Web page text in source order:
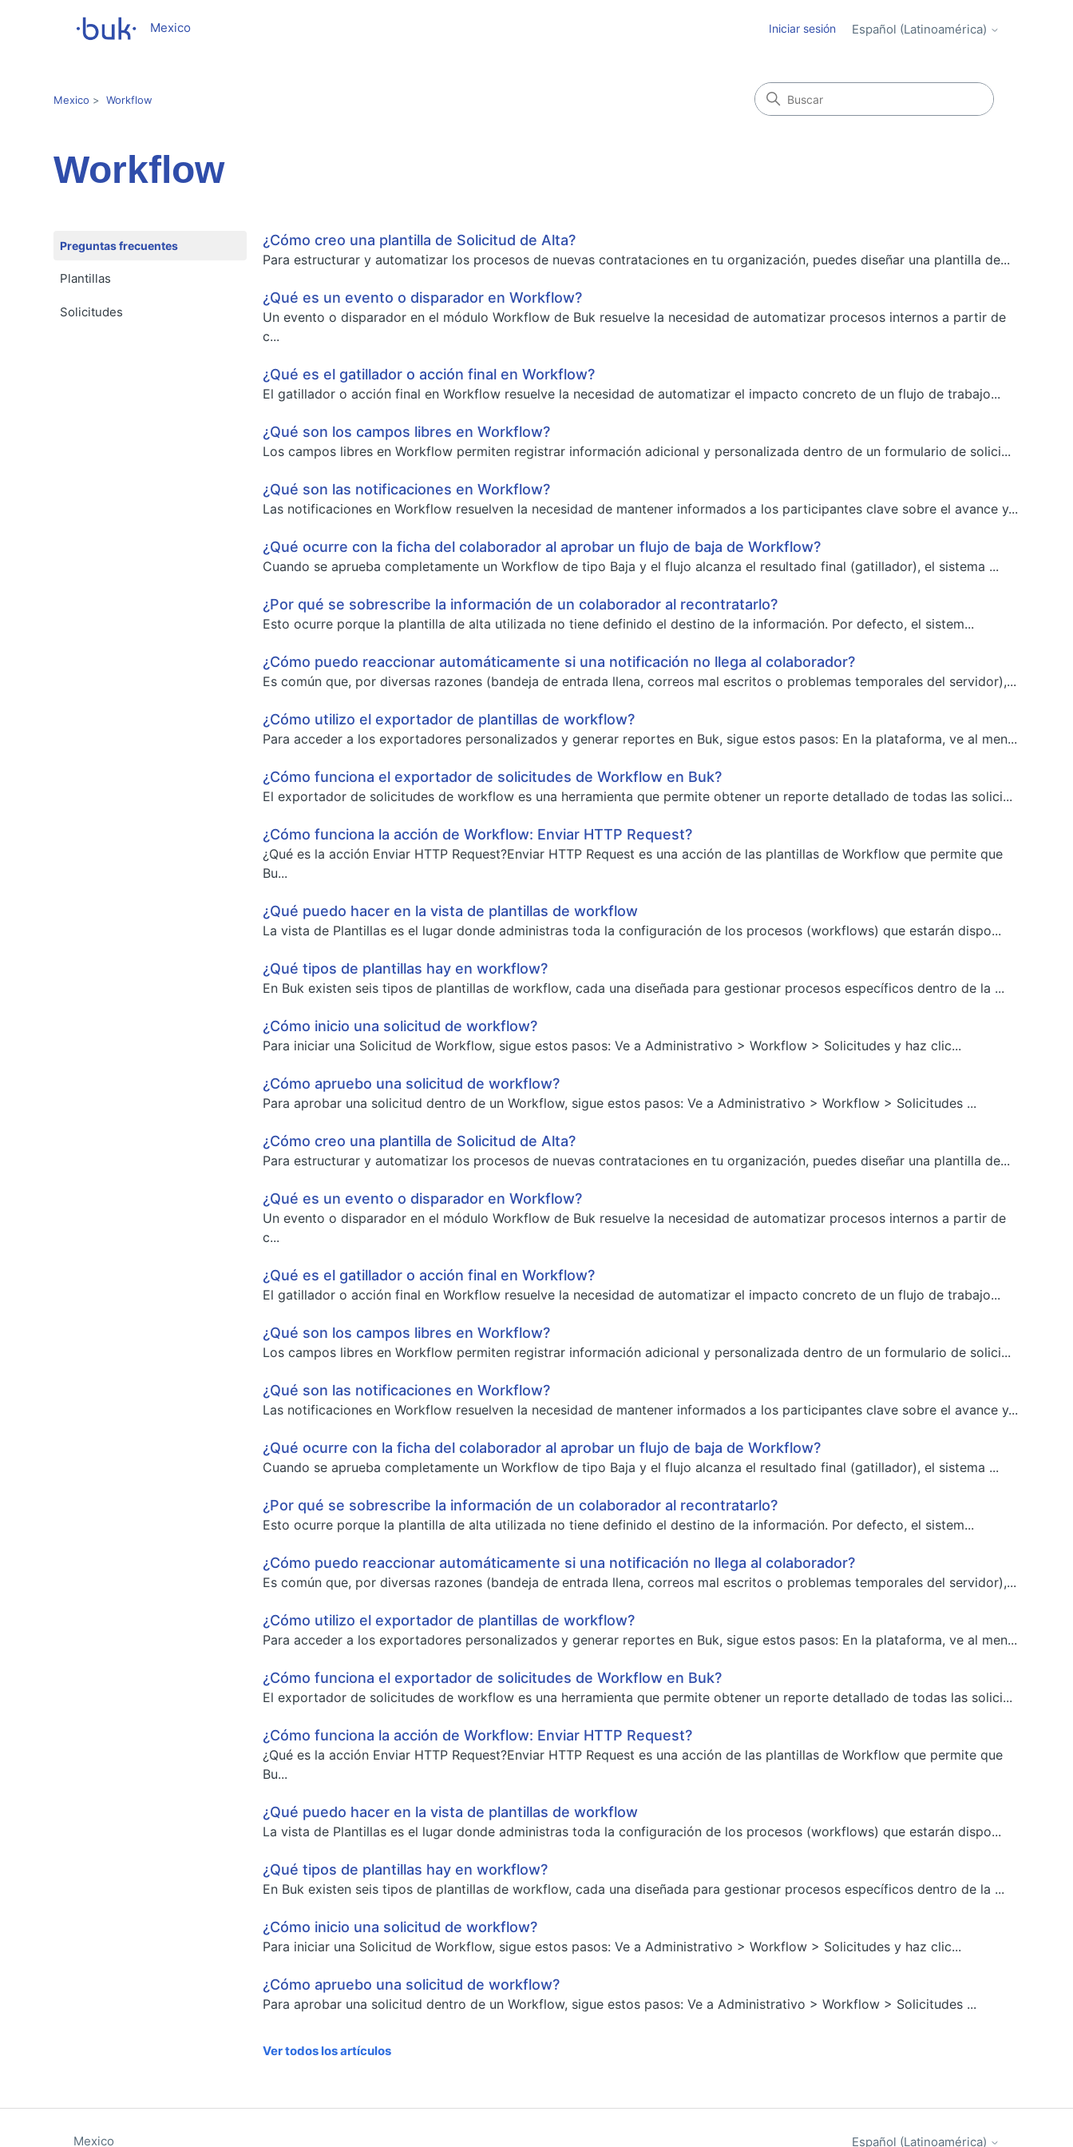
Mexico Iniciar sesión Español (Latinoamérica)
Mexico Workflow
Workflow
Preguntas frecuentes
Plantillas
Solicitudes
¿Cómo creo una plantilla de Solicitud de Alta?
Para estructurar y automatizar los procesos de nuevas contrataciones en tu organización, puedes diseñar una plantilla de...
¿Qué es un evento o disparador en Workflow?
Un evento o disparador en el módulo Workflow de Buk resuelve la necesidad de automatizar procesos internos a partir de
c...
¿Qué es el gatillador o acción final en Workflow?
El gatillador o acción final en Workflow resuelve la necesidad de automatizar el impacto concreto de un flujo de trabajo...
¿Qué son los campos libres en Workflow?
Los campos libres en Workflow permiten registrar información adicional y personalizada dentro de un formulario de solici...
¿Qué son las notificaciones en Workflow?
Las notificaciones en Workflow resuelven la necesidad de mantener informados a los participantes clave sobre el avance y...
¿Qué ocurre con la ficha del colaborador al aprobar un flujo de baja de Workflow?
Cuando se aprueba completamente un Workflow de tipo Baja y el flujo alcanza el resultado final (gatillador), el sistema ...
¿Por qué se sobrescribe la información de un colaborador al recontratarlo?
Esto ocurre porque la plantilla de alta utilizada no tiene definido el destino de la información. Por defecto, el sistem...
¿Cómo puedo reaccionar automáticamente si una notificación no llega al colaborador?
Es común que, por diversas razones (bandeja de entrada llena, correos mal escritos o problemas temporales del servidor),...
¿Cómo utilizo el exportador de plantillas de workflow?
Para acceder a los exportadores personalizados y generar reportes en Buk, sigue estos pasos: En la plataforma, ve al men...
¿Cómo funciona el exportador de solicitudes de Workflow en Buk?
El exportador de solicitudes de workflow es una herramienta que permite obtener un reporte detallado de todas las solici...
¿Cómo funciona la acción de Workflow: Enviar HTTP Request?
¿Qué es la acción Enviar HTTP Request?Enviar HTTP Request es una acción de las plantillas de Workflow que permite que
Bu...
¿Qué puedo hacer en la vista de plantillas de workflow
La vista de Plantillas es el lugar donde administras toda la configuración de los procesos (workflows) que estarán dispo...
¿Qué tipos de plantillas hay en workflow?
En Buk existen seis tipos de plantillas de workflow, cada una diseñada para gestionar procesos específicos dentro de la ...
¿Cómo inicio una solicitud de workflow?
Para iniciar una Solicitud de Workflow, sigue estos pasos: Ve a Administrativo > Workflow > Solicitudes y haz clic...
¿Cómo apruebo una solicitud de workflow?
Para aprobar una solicitud dentro de un Workflow, sigue estos pasos: Ve a Administrativo > Workflow > Solicitudes ...
¿Cómo creo una plantilla de Solicitud de Alta?
Para estructurar y automatizar los procesos de nuevas contrataciones en tu organización, puedes diseñar una plantilla de...
¿Qué es un evento o disparador en Workflow?
Un evento o disparador en el módulo Workflow de Buk resuelve la necesidad de automatizar procesos internos a partir de
c...
¿Qué es el gatillador o acción final en Workflow?
El gatillador o acción final en Workflow resuelve la necesidad de automatizar el impacto concreto de un flujo de trabajo...
¿Qué son los campos libres en Workflow?
Los campos libres en Workflow permiten registrar información adicional y personalizada dentro de un formulario de solici...
¿Qué son las notificaciones en Workflow?
Las notificaciones en Workflow resuelven la necesidad de mantener informados a los participantes clave sobre el avance y...
¿Qué ocurre con la ficha del colaborador al aprobar un flujo de baja de Workflow?
Cuando se aprueba completamente un Workflow de tipo Baja y el flujo alcanza el resultado final (gatillador), el sistema ...
¿Por qué se sobrescribe la información de un colaborador al recontratarlo?
Esto ocurre porque la plantilla de alta utilizada no tiene definido el destino de la información. Por defecto, el sistem...
¿Cómo puedo reaccionar automáticamente si una notificación no llega al colaborador?
Es común que, por diversas razones (bandeja de entrada llena, correos mal escritos o problemas temporales del servidor),...
¿Cómo utilizo el exportador de plantillas de workflow?
Para acceder a los exportadores personalizados y generar reportes en Buk, sigue estos pasos: En la plataforma, ve al men...
¿Cómo funciona el exportador de solicitudes de Workflow en Buk?
El exportador de solicitudes de workflow es una herramienta que permite obtener un reporte detallado de todas las solici...
¿Cómo funciona la acción de Workflow: Enviar HTTP Request?
¿Qué es la acción Enviar HTTP Request?Enviar HTTP Request es una acción de las plantillas de Workflow que permite que
Bu...
¿Qué puedo hacer en la vista de plantillas de workflow
La vista de Plantillas es el lugar donde administras toda la configuración de los procesos (workflows) que estarán dispo...
¿Qué tipos de plantillas hay en workflow?
En Buk existen seis tipos de plantillas de workflow, cada una diseñada para gestionar procesos específicos dentro de la ...
¿Cómo inicio una solicitud de workflow?
Para iniciar una Solicitud de Workflow, sigue estos pasos: Ve a Administrativo > Workflow > Solicitudes y haz clic...
¿Cómo apruebo una solicitud de workflow?
Para aprobar una solicitud dentro de un Workflow, sigue estos pasos: Ve a Administrativo > Workflow > Solicitudes ...
Ver todos los artículos
Mexico Español (Latinoamérica)